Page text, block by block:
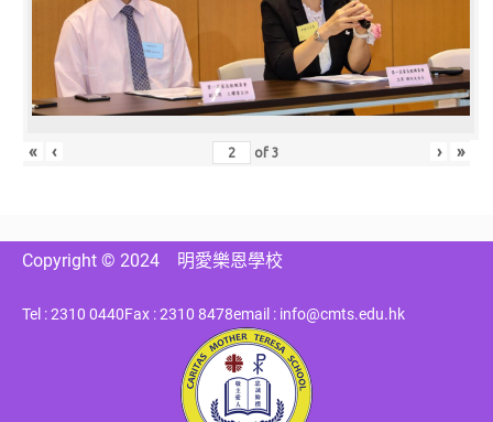
« ‹ of3 › »
Copyright © 2024 明愛樂恩學校
Tel : 2310 0440Fax : 2310 8478email : info@cmts.edu.hk